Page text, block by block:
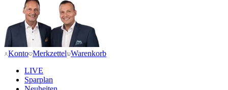
Konto Merkzettel Warenkorb
LIVE
Sparplan